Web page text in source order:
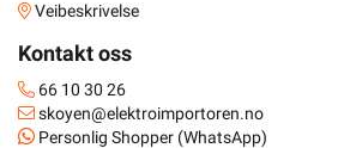
Veibeskrivelse
Kontakt oss
66 10 30 26
skoyen@elektroimportoren.no
Personlig Shopper (WhatsApp)